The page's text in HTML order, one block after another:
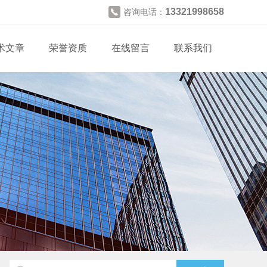
咨询电话： 13321998658
文章 荣誉资质 在线留言 联系我们